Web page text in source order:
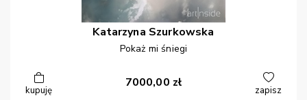
Katarzyna Szurkowska
Pokaż mi śniegi
kupuję
7000,00 zł
zapisz